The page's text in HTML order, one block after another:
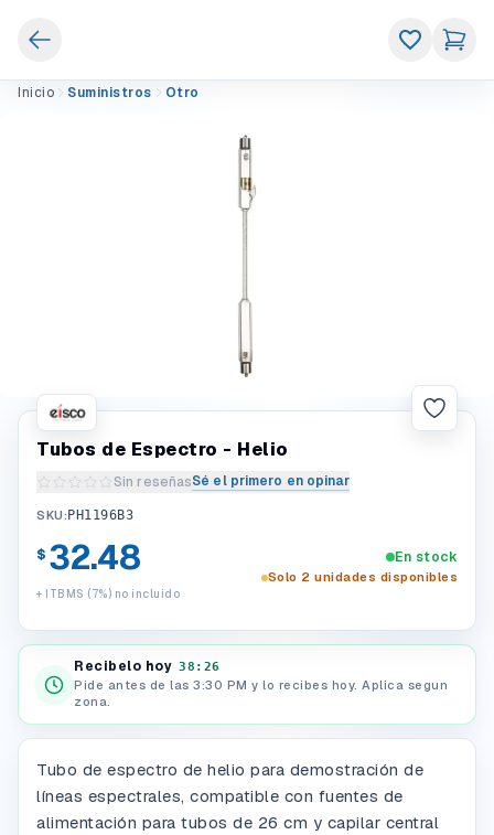
Inicio Suministros Otro
Tubos de Espectro - Helio
Sin reseñasSé el primero en opinar
Escribir una reseña del producto
SKU: PH1196B3
$ 32.48
+ ITBMS (7%) no incluido
En stock
Solo 2 unidades disponibles
Recibelo hoy 38:26
Pide antes de las 3:30 PM y lo recibes hoy. Aplica segun
zona.
Tubo de espectro de helio para demostración de
líneas espectrales, compatible con fuentes de
alimentación para tubos de 26 cm y capilar central